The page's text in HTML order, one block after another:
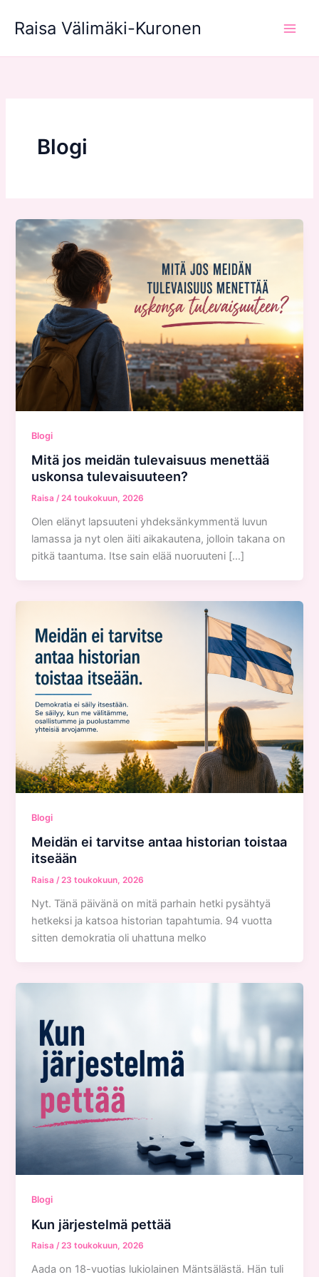
sisältöön
Raisa Välimäki-Kuronen
Blogi
Blogi
Mitä jos meidän tulevaisuus menettää
uskonsa tulevaisuuteen?
Raisa/24 toukokuun, 2026
Olen elänyt lapsuuteni yhdeksänkymmentä luvun
lamassa ja nyt olen äiti aikakautena, jolloin takana on
pitkä taantuma. Itse sain elää nuoruuteni […]
Blogi
Meidän ei tarvitse antaa historian toistaa
itseään
Raisa/23 toukokuun, 2026
Nyt. Tänä päivänä on mitä parhain hetki pysähtyä
hetkeksi ja katsoa historian tapahtumia. 94 vuotta
sitten demokratia oli uhattuna melko
Blogi
Kun järjestelmä pettää
Raisa/23 toukokuun, 2026
Aada on 18-vuotias lukiolainen Mäntsälästä. Hän tuli